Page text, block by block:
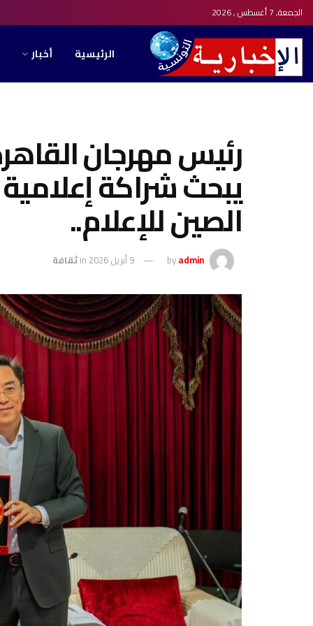
الجمعة, 7 أغسطس , 2026
الرئيسية أخبار
رئيس مهرجان
يبحث شراكة
الصين للإعلام..
byadmin 9 أبريل 2026 inثقافة